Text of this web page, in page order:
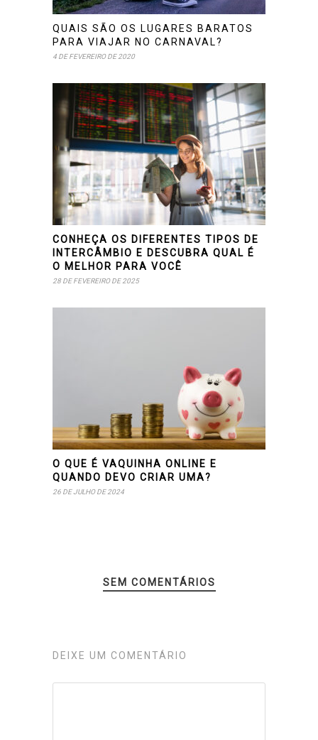
QUAIS SÃO OS LUGARES BARATOS
PARA VIAJAR NO CARNAVAL?
4 DE FEVEREIRO DE 2020
CONHEÇA OS DIFERENTES TIPOS DE
INTERCÂMBIO E DESCUBRA QUAL É
O MELHOR PARA VOCÊ
28 DE FEVEREIRO DE 2025
O QUE É VAQUINHA ONLINE E
QUANDO DEVO CRIAR UMA?
26 DE JULHO DE 2024
SEM COMENTÁRIOS
DEIXE UM COMENTÁRIO